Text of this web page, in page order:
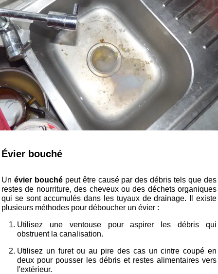
Évier bouché
Un évier bouchépeut être causé par des débris tels que des
restes de nourriture, des cheveux ou des déchets organiques
qui se sont accumulés dans les tuyaux de drainage. Il existe
plusieurs méthodes pour déboucher un évier :
Utilisez une ventouse pour aspirer les débris qui
obstruent la canalisation.
Utilisez un furet ou au pire des cas un cintre coupé en
deux pour pousser les débris et restes alimentaires vers
l'extérieur.